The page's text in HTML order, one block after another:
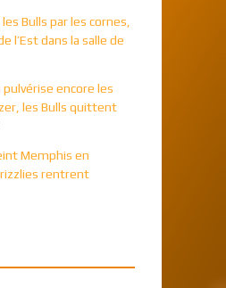
Bulls par les cornes,
l’Est dans la salle de
pulvérise encore les
les Bulls quittent
Memphis en
rentrent